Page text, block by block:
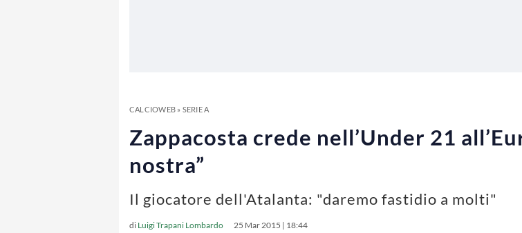
CALCIOWEB» SERIE A
Zappacosta crede nell’Under 21
nostra”
Il giocatore dell'Atalanta: "daremo fastidio a molti"
di Luigi Trapani Lombardo 25 Mar 2015 | 18:44